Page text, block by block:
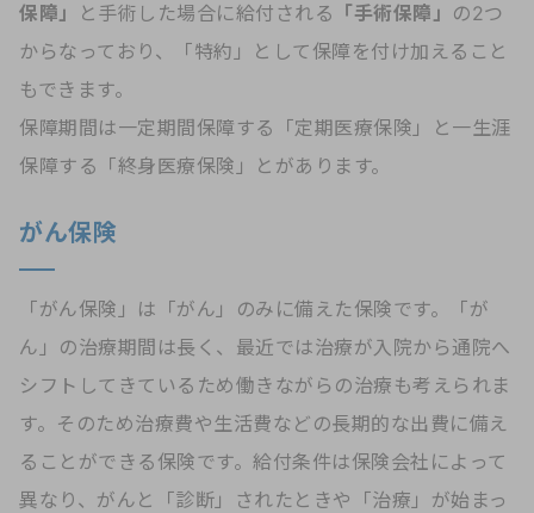
保障」
と手術した場合に給付される 「手術保障」 の2つ
からなっており、「特約」として保障を付け加えること
もできます。
保障期間は一定期間保障する「定期医療保険」と一生涯
保障する「終身医療保険」とがあります。
がん保険
「がん保険」は「がん」のみに備えた保険です。「が
ん」の治療期間は長く、最近では治療が入院から通院へ
シフトしてきているため働きながらの治療も考えられま
す。そのため治療費や生活費などの長期的な出費に備え
ることができる保険です。給付条件は保険会社によって
異なり、がんと「診断」されたときや「治療」が始まっ